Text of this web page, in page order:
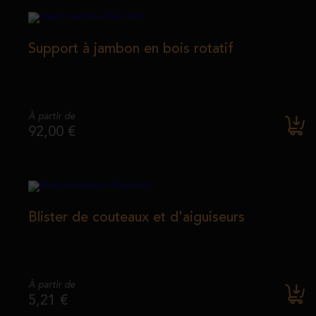
Support à jambon en bois rotatif
À partir de
92,00 €
Blister de couteaux et d'aiguiseurs
À partir de
5,21 €